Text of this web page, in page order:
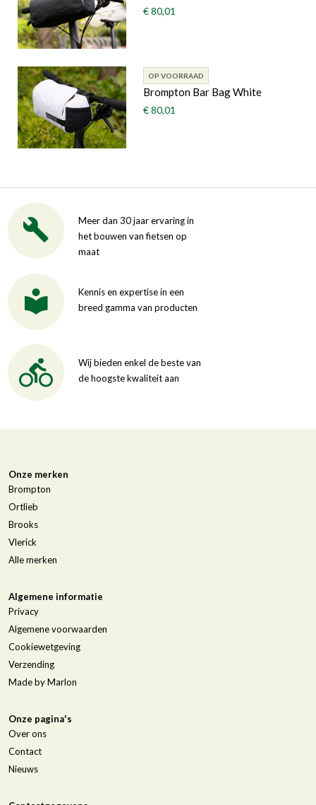
€ 80,01
OP VOORRAAD
Brompton Bar Bag White
€ 80,01
Meer dan 30 jaar ervaring in
het bouwen van fietsen op
maat
Kennis en expertise in een
breed gamma van producten
Wij bieden enkel de beste van
de hoogste kwaliteit aan
Onze merken
Brompton
Ortlieb
Brooks
Vlerick
Alle merken
Algemene informatie
Privacy
Algemene voorwaarden
Cookiewetgeving
Verzending
Made by Marlon
Onze pagina's
Over ons
Contact
Nieuws